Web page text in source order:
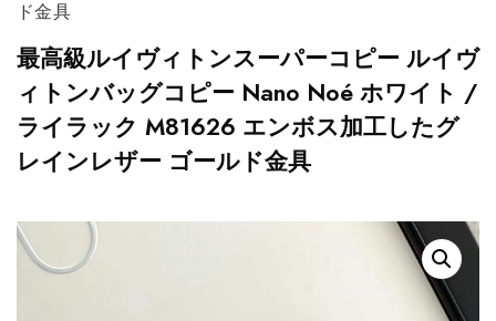
ド金具
最高級ルイヴィトンスーパーコピー ルイヴ
ィトンバッグコピー Nano Noé ホワイト /
ライラック M81626 エンボス加工したグ
レインレザー ゴールド金具